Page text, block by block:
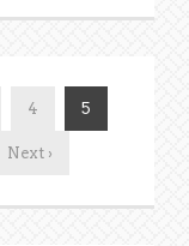
4 5
Next ›